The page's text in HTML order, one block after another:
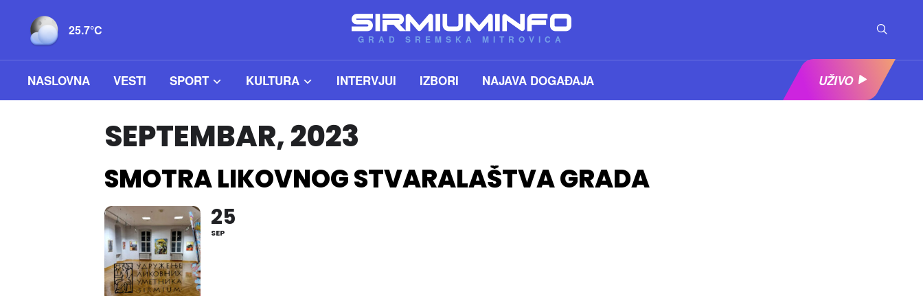
25.7°C
GRAD SREMSKA MITROVICA
NASLOVNA VESTI SPORT KULTURA INTERVJUI IZBORI NAJAVA DOGAĐAJA UŽIVO
SEPTEMBAR, 2023
SMOTRA LIKOVNOG STVARALAŠTVA GRADA
25
SEP